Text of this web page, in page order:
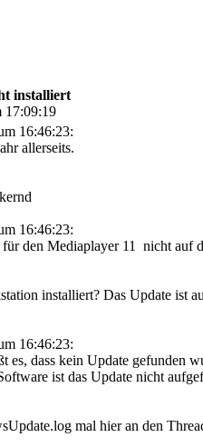
installiert
17:09:19
16:46:23:
allerseits.
16:46:23:
den Mediaplayer 11 nicht auf
installiert? Das Update ist
16:46:23:
es, dass kein Update gefunden
ist das Update nicht
mal hier an den